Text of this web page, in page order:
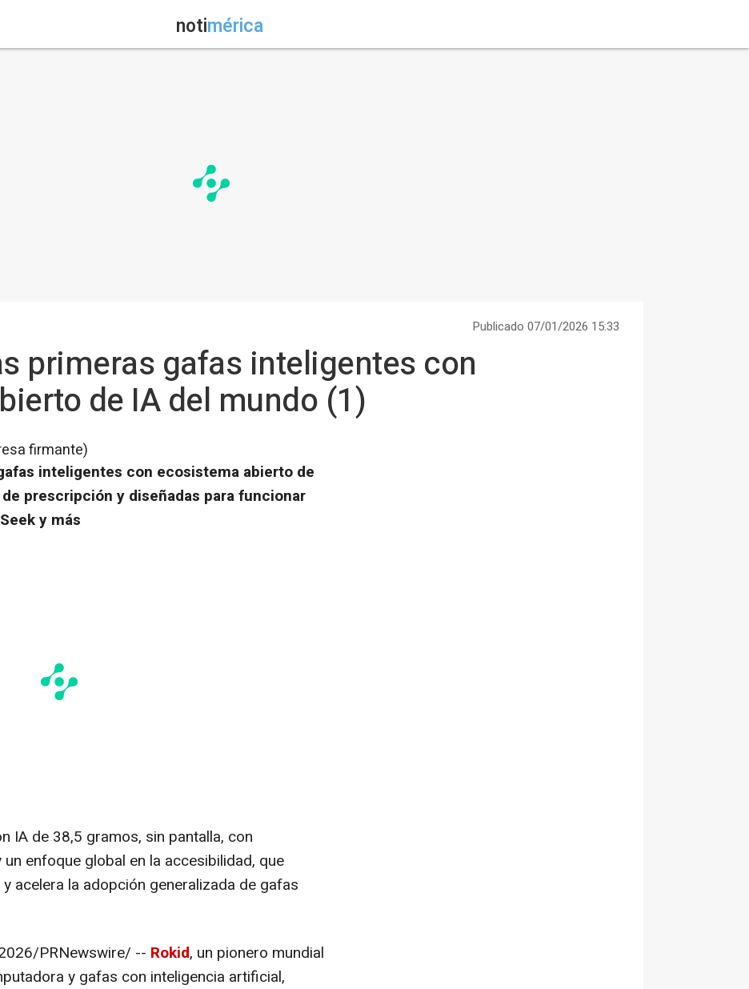
notimérica
Publicado 07/01/2026 15:33
primeras gafas inteligentes con
de IA del mundo (1)
firmante)
inteligentes con ecosistema abierto de
prescripción y diseñadas para funcionar
y más
IA de 38,5 gramos, sin pantalla, con
enfoque global en la accesibilidad, que
acelera la adopción generalizada de gafas
/PRNewswire/ -- Rokid, un pionero mundial
y gafas con inteligencia artificial,